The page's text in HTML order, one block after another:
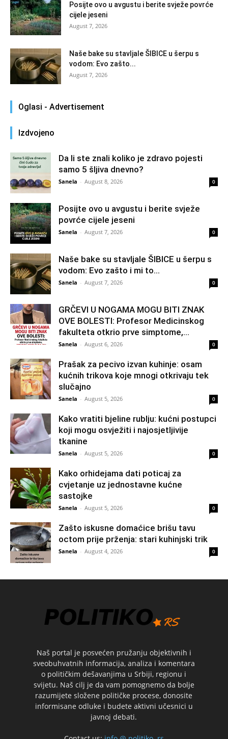
Posijte ovo u avgustu i berite svježe povrće
cijele jeseni
August 7, 2026
Naše bake su stavljale ŠIBICE u šerpu s
vodom: Evo zašto...
August 7, 2026
Oglasi - Advertisement
Izdvojeno
Da li ste znali koliko je zdravo pojesti
samo 5 šljiva dnevno?
Sanela - August 8, 2026 0
Posijte ovo u avgustu i berite svježe
povrće cijele jeseni
Sanela - August 7, 2026 0
Naše bake su stavljale ŠIBICE u šerpu s
vodom: Evo zašto i mi to...
Sanela - August 7, 2026 0
GRČEVI U NOGAMA MOGU BITI ZNAK
OVE BOLESTI: Profesor Medicinskog
fakulteta otkrio prve simptome,...
Sanela - August 6, 2026 0
Prašak za pecivo izvan kuhinje: osam
kućnih trikova koje mnogi otkrivaju tek
slučajno
Sanela - August 5, 2026 0
Kako vratiti bjeline rublju: kućni postupci
koji mogu osvježiti i najosjetljivije
tkanine
Sanela - August 5, 2026 0
Kako orhidejama dati poticaj za
cvjetanje uz jednostavne kućne
sastojke
Sanela - August 5, 2026 0
Zašto iskusne domaćice brišu tavu
octom prije prženja: stari kuhinjski trik
Sanela - August 4, 2026 0
Naš portal je posvećen pružanju objektivnih i
sveobuhvatnih informacija, analiza i komentara
o političkim dešavanjima u Srbiji, regionu i
svijetu. Naš cilj je da vam pomognemo da bolje
razumijete složene političke procese, donosite
informisane odluke i budete aktivni učesnici u
javnoj debati.